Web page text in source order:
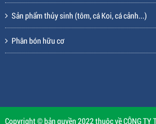
Sản phẩm thủy sinh (tôm, cá Koi, cá cảnh...)
Phân bón hữu cơ
Copyright © bản quyền 2022 thuộc về CÔNG TY